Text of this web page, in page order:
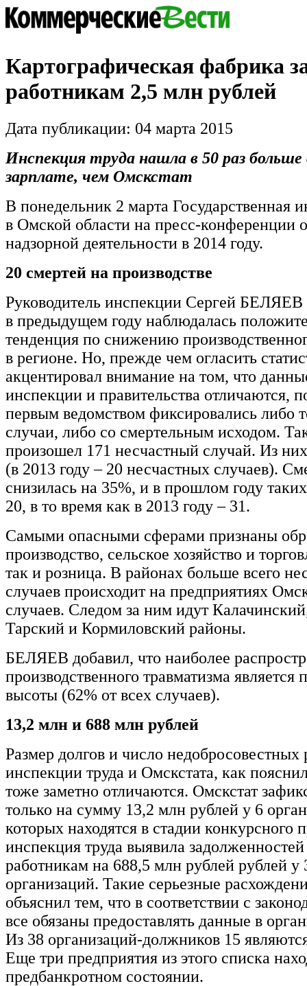
Картографическая фабрика
работникам 2,5 млн рублей
Дата публикации: 04 марта 2015
Инспекция труда нашла в 50 раз больше
зарплате, чем Омскстат
В понедельник 2 марта Государственная
в Омской области на пресс-конференции
надзорной деятельности в 2014 году.
20 смертей на производстве
Руководитель инспекции Сергей БЕЛЯЕВ
в предыдущем году наблюдалась
тенденция по снижению
в регионе. Но, прежде чем огласить
акцентировал внимание на том, что
инспекции и правительства отличаются,
первым ведомством фиксировались либо
случаи, либо со смертельным исходом.
произошел 171 несчастный случай. Из
(в 2013 году – 20 несчастных случаев).
снизилась на 35%, и в прошлом году
20, в то время как в 2013 году – 31.
Самыми опасными сферами признаны
производство, сельское хозяйство и
так и розница. В районах больше всего
случаев происходит на предприятиях
случаев. Следом за ним идут
Тарский и Кормиловский районы.
БЕЛЯЕВ добавил, что наиболее
производственного травматизма является
высоты (62% от всех случаев).
13,2 млн и 688 млн рублей
Размер долгов и число недобросовестных
инспекции труда и Омскстата, как
тоже заметно отличаются. Омскстат
только на сумму 13,2 млн рублей у 6
которых находятся в стадии конкурсного
инспекция труда выявила
работникам на 688,5 млн рублей рублей у
организаций. Такие серьезные
объяснил тем, что в соответствии с
все обязаны предоставлять данные в
Из 38 организаций-должников 15
Еще три предприятия из этого списка
предбанкротном состоянии.